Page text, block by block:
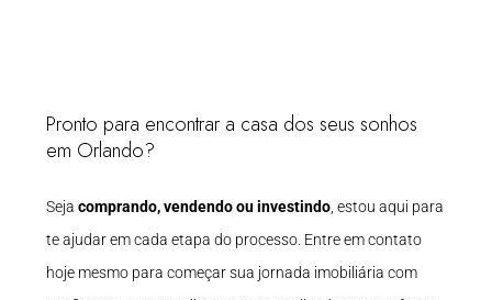
Pronto para encontrar a casa dos seus sonhos
em Orlando?
Seja comprando, vendendo ou investindo , estou aqui para
te ajudar em cada etapa do processo. Entre em contato
hoje mesmo para começar sua jornada imobiliária com